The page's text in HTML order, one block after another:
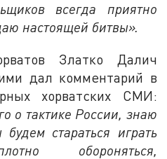
всегда приятно
настоящей битвы».
Златко Далич
дал комментарий в
хорватских СМИ:
о тактике России, знаю
стараться играть
обороняться,